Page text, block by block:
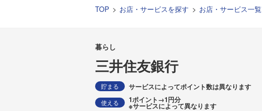
TOP お店・サービスを探す お店・サービス一覧
暮らし
三井住友銀行
貯まる
使える 1ポイント→1円分
※サービスによって異なります